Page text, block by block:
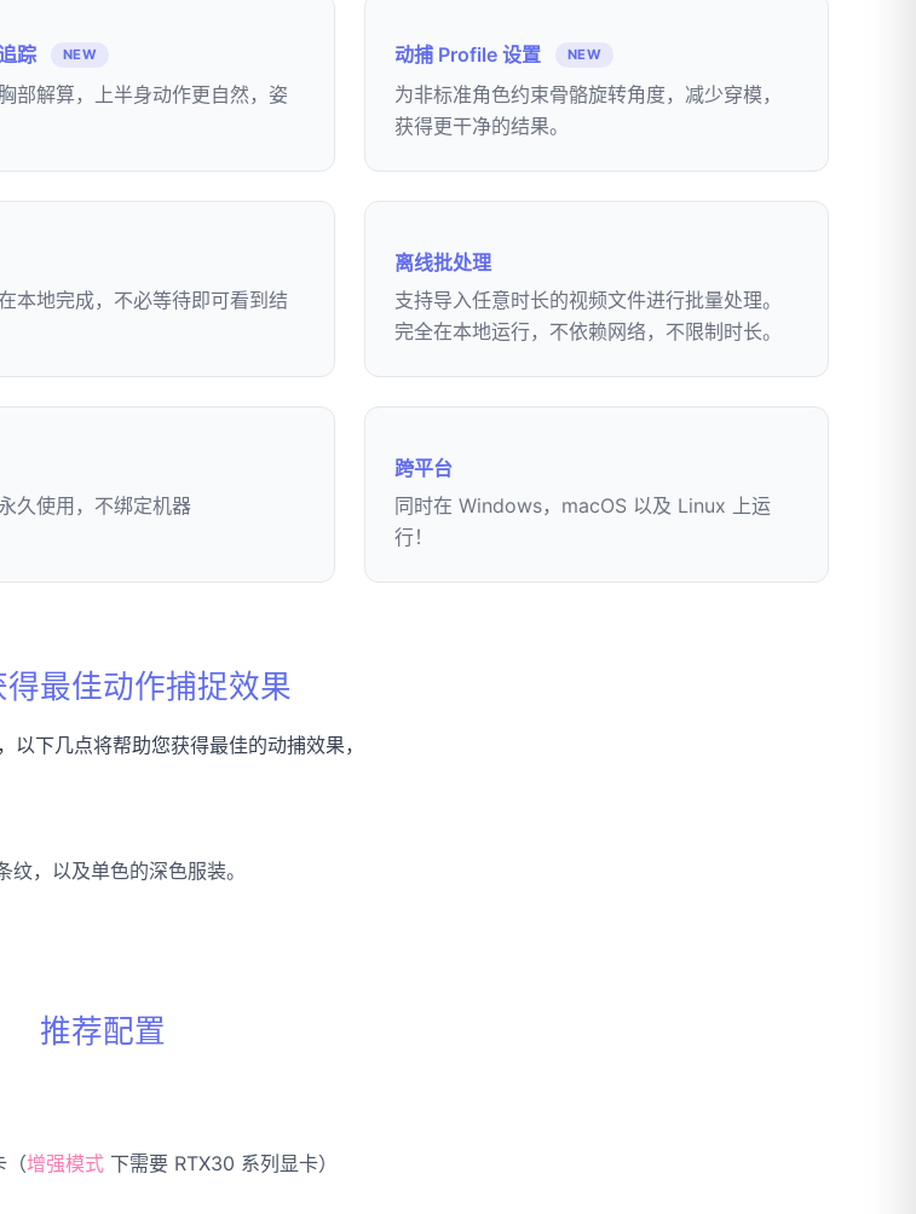
踪 NEW
部解算，上半身动作更自然，姿
动捕 Profile 设置 NEW
为非标准角色约束骨骼旋转角度，减少穿模，
获得更干净的结果。
本地完成，不必等待即可看到结
离线批处理
支持导入任意时长的视频文件进行批量处理。
完全在本地运行，不依赖网络，不限制时长。
久使用，不绑定机器
跨平台
同时在 Windows，macOS 以及 Linux 上运
行！
得最佳动作捕捉效果
下几点将帮助您获得最佳的动捕效果，
，以及单色的深色服装。
推荐配置
（增强模式 下需要 RTX30 系列显卡）